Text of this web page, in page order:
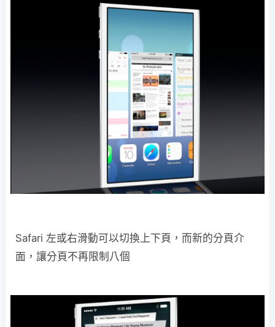
Safari 左或右滑動可以切換上下頁，而新的分頁介
面，讓分頁不再限制八個